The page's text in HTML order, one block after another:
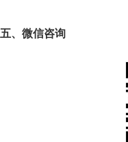
五、微信咨询